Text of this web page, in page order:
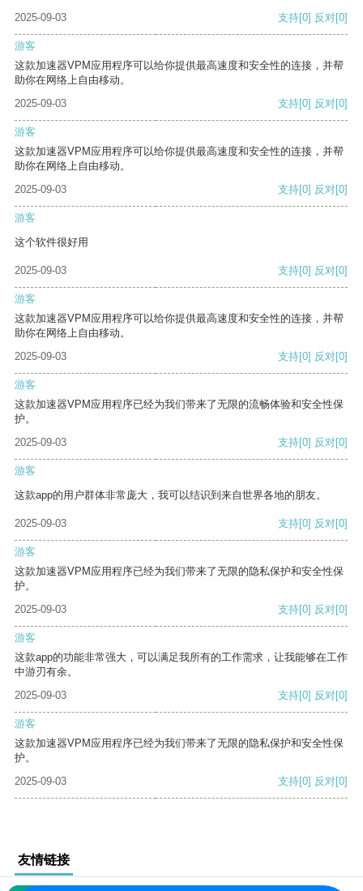
2025-09-03 支持[0] 反对[0]
游客
这款加速器VPM应用程序可以给你提供最高速度和安全性的连接，并帮
助你在网络上自由移动。
2025-09-03
支持[0] 反对[0]
游客
这款加速器VPM应用程序可以给你提供最高速度和安全性的连接，并帮
助你在网络上自由移动。
2025-09-03
支持[0] 反对[0]
游客
这个软件很好用
2025-09-03 支持[0] 反对[0]
游客
这款加速器VPM应用程序可以给你提供最高速度和安全性的连接，并帮
助你在网络上自由移动。
2025-09-03
支持[0] 反对[0]
游客
这款加速器VPM应用程序已经为我们带来了无限的流畅体验和安全性保
护。
2025-09-03
支持[0] 反对[0]
游客
这款app的用户群体非常庞大，我可以结识到来自世界各地的朋友。
2025-09-03 支持[0] 反对[0]
游客
这款加速器VPM应用程序已经为我们带来了无限的隐私保护和安全性保
护。
2025-09-03
支持[0] 反对[0]
游客
这款app的功能非常强大，可以满足我所有的工作需求，让我能够在工作
中游刃有余。
2025-09-03
支持[0] 反对[0]
游客
这款加速器VPM应用程序已经为我们带来了无限的隐私保护和安全性保
护。
2025-09-03
支持[0] 反对[0]
友情链接